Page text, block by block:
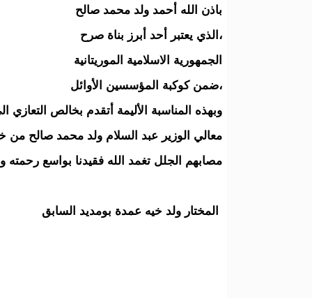
باذن الله أحمد ولد محمد صالح
،الذي يعتبر أحد أبرز بناة صرح
الجمهورية الاسلامية الموريتانية
،ضمن كوكبة المؤسسين الأوائل
وبهذه المناسبة الأليمة أتقدم بخالص
معالي الوزير عبد السلام ولد محمد صالح من
مصابهم الجلل تغمد الله فقيدنا بواسع رحمته
المختار ولد خيه عمدة بومديد السابق